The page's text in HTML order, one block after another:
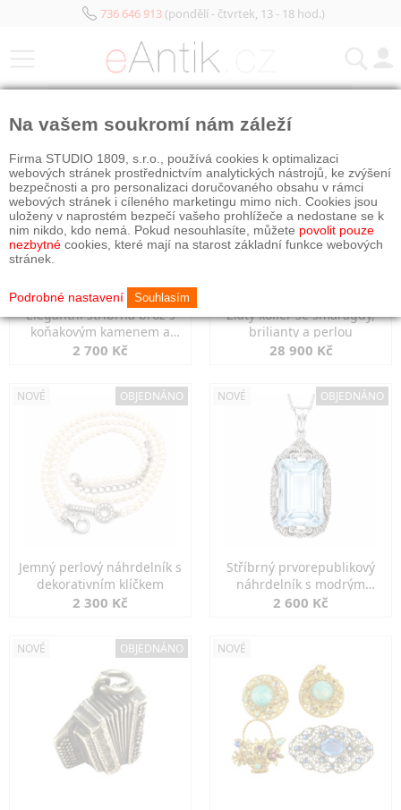
736 646 913(pondělí - čtvrtek, 13 - 18 hod.)
Elegantní stříbrná brož s
koňakovým kamenem a
markazity
2 700 Kč
Zlatý kolier se smaragdy,
brilianty a perlou
28 900 Kč
NOVÉ OBJEDNÁNO
Jemný perlový náhrdelník s
dekorativním klíčkem
2 300 Kč
NOVÉ OBJEDNÁNO
Stříbrný prvorepublikový
náhrdelník s modrým
spinelem
2 600 Kč
NOVÉ OBJEDNÁNO NOVÉ
Na vašem soukromí nám záleží
Firma STUDIO 1809, s.r.o., používá cookies k optimalizaci
webových stránek prostřednictvím analytických nástrojů, ke zvýšení
bezpečnosti a pro personalizaci doručovaného obsahu v rámci
webových stránek i cíleného marketingu mimo nich. Cookies jsou
uloženy v naprostém bezpečí vašeho prohlížeče a nedostane se k
nim nikdo, kdo nemá. Pokud nesouhlasíte, můžete povolit pouze
nezbytné cookies, které mají na starost základní funkce webových
stránek.
Podrobné nastavení Souhlasím